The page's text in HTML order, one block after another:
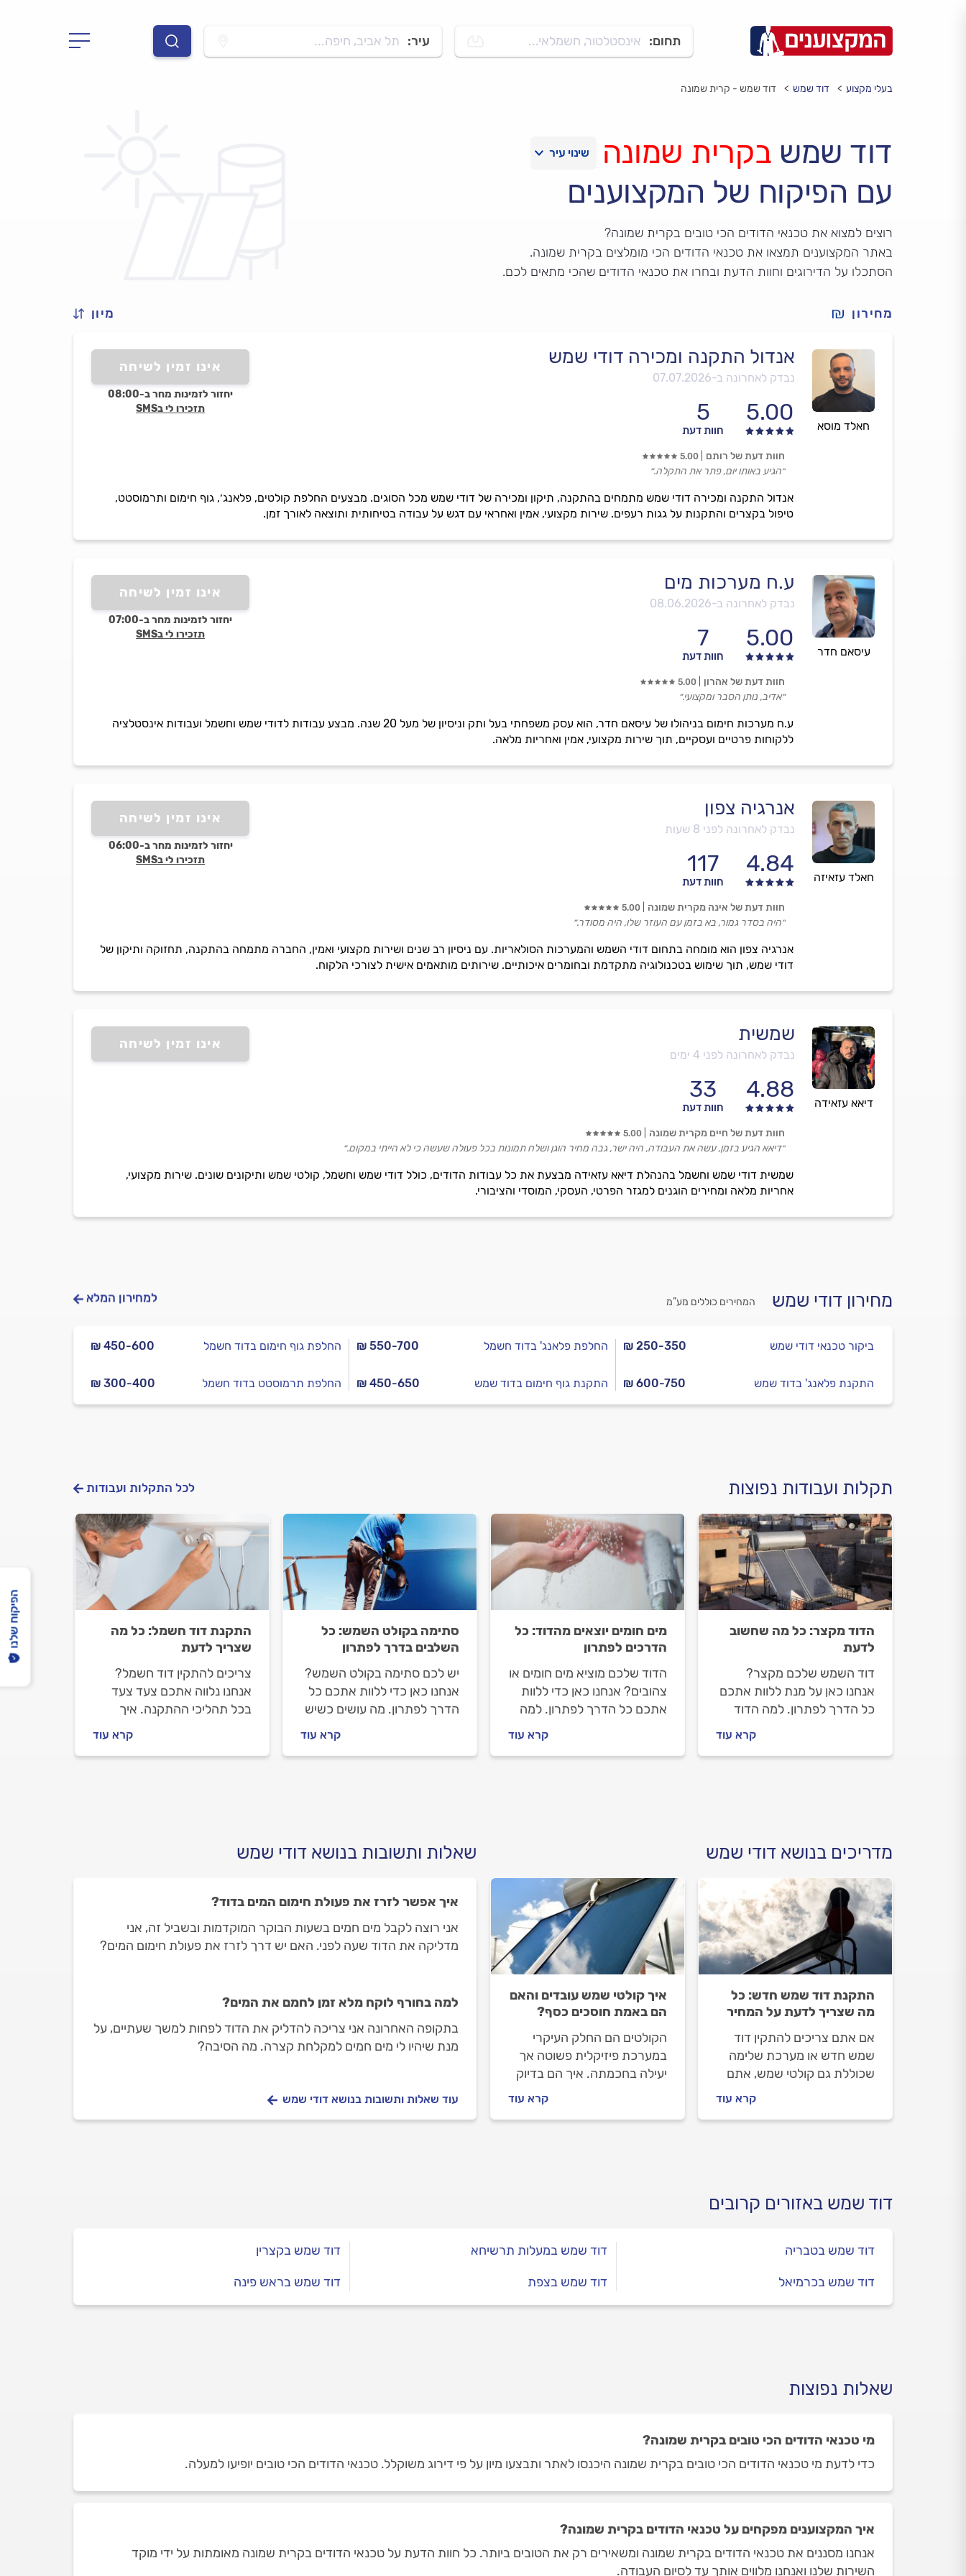
תחום: אינסטלטור, חשמלאי... עיר: תל אביב, חיפה...
בעלי מקצוע דוד שמש דוד שמש - קרית שמונה
דוד שמש בקרית שמונה
עם הפיקוח של המקצוענים
רוצים למצוא את טכנאי הדודים הכי טובים בקרית שמונה?
באתר המקצוענים תמצאו את טכנאי הדודים הכי מומלצים בקרית שמונה.
הסתכלו על הדירוגים וחוות הדעת ובחרו את טכנאי הדודים שהכי מתאים לכם.
מחירון מיון
חאלד מוסא
אנדול התקנה ומכירה דודי שמש
נבדק לאחרונה ב-07.07.2026
5.00
5
חוות דעת
אינו זמין לשיחה
יחזור לזמינות מחר ב-08:00
תזכירו לי בSMS
אנדול התקנה ומכירה דודי שמש מתמחים בהתקנה, תיקון ומכירה של דודי שמש מכל הסוגים. מבצעים החלפת קולטים, פלאנג׳, גוף חימום ותרמוסטט,
טיפול בקצרים והתקנות על גגות רעפים. שירות מקצועי, אמין ואחראי עם דגש על עבודה בטיחותית ותוצאה לאורך זמן.
חוות דעת של רותם 5.00
״הגיע באותו יום, פתר את התקלה.״
עיסאם חדר
ע.ח מערכות מים
נבדק לאחרונה ב-08.06.2026
5.00
7
חוות דעת
אינו זמין לשיחה
יחזור לזמינות מחר ב-07:00
תזכירו לי בSMS
ע.ח מערכות חימום בניהולו של עיסאם חדר, הוא עסק משפחתי בעל ותק וניסיון של מעל 20 שנה. מבצע עבודות לדודי שמש וחשמל ועבודות אינסטלציה
ללקוחות פרטיים ועסקיים, תוך שירות מקצועי, אמין ואחריות מלאה.
חוות דעת של אהרון 5.00
״אדיב, נותן הסבר ומקצועי.״
חאלד עזאיזה
אנרגיה צפון
נבדק לאחרונה לפני 8 שעות
4.84
117
חוות דעת
אינו זמין לשיחה
יחזור לזמינות מחר ב-06:00
תזכירו לי בSMS
אנרגיה צפון הוא מומחה בתחום דודי השמש והמערכות הסולאריות. עם ניסיון רב שנים ושירות מקצועי ואמין, החברה מתמחה בהתקנה, תחזוקה ותיקון של
דודי שמש, תוך שימוש בטכנולוגיה מתקדמת ובחומרים איכותיים. שירותים מותאמים אישית לצורכי הלקוח.
חוות דעת של אינה מקרית שמונה 5.00
״היה בסדר גמור, בא בזמן עם העוזר שלו, היה מסודר.״
דיאא עזאידה
שמשית
נבדק לאחרונה לפני 4 ימים
4.88
33
חוות דעת
אינו זמין לשיחה
שמשית דודי שמש וחשמל בהנהלת דיאא עזאידה מבצעת את כל עבודות הדודים, כולל דודי שמש וחשמל, קולטי שמש ותיקונים שונים. שירות מקצועי,
אחריות מלאה ומחירים הוגנים למגזר הפרטי, העסקי, המוסדי והציבורי.
חוות דעת של חיים מקרית שמונה 5.00
״דיאא הגיע בזמן, עשה את העבודה, היה ישר, גבה מחיר הוגן ושלח תמונות בכל פעולה שעשה כי לא הייתי במקום.״
מחירון דודי שמש המחירים כוללים מע”מ למחירון המלא
₪ 250-350 ביקור טכנאי דודי שמש
₪ 600-750 התקנת פלאנג' בדוד שמש
₪ 550-700 החלפת פלאנג' בדוד חשמל
₪ 450-650 התקנת גוף חימום בדוד שמש
₪ 450-600 החלפת גוף חימום בדוד חשמל
₪ 300-400 החלפת תרמוסטט בדוד חשמל
תקלות ועבודות נפוצות לכל התקלות ועבודות
הדוד מקצר: כל מה שחשוב
לדעת
דוד השמש שלכם מקצר?
אנחנו כאן על מנת ללוות אתכם
כל הדרך לפתרון. למה הדוד
שמזמינים טכנאי דודי שמש? כל
התשובות לפניכם.
קרא עוד
מים חומים יוצאים מהדוד: כל
הדרכים לפתרון
הדוד שלכם מוציא מים חומים או
צהובים? אנחנו כאן כדי ללוות
אתכם כל הדרך לפתרון. למה
עושים לפני שמזמינים טכנאי
דודי שמש מקצועי? המקצוענים
קרא עוד
סתימה בקולט השמש: כל
השלבים בדרך לפתרון
יש לכם סתימה בקולט השמש?
אנחנו כאן כדי ללוות אתכם כל
הדרך לפתרון. מה עושים כשיש
מתנהלים מול מתקין הקולטים?
מתחילים.
קרא עוד
התקנת דוד חשמל: כל מה
שצריך לדעת
צריכים להתקין דוד חשמל?
אנחנו נלווה אתכם צעד צעד
בכל תהליכי ההתקנה. איך
לפני העבודה ובמהלכה וכמה
עולה התקנת דוד חשמל? כל
קרא עוד
מדריכים בנושא דודי שמש
התקנת דוד שמש חדש: כל
מה שצריך לדעת על המחיר
אם אתם צריכים להתקין דוד
שמש חדש או מערכת שלימה
שכוללת גם קולטי שמש, אתם
לדעת על התקנת דוד שמש
חדש ומה משפיע על המחיר?
קרא עוד
איך קולטי שמש עובדים והאם
הם באמת חוסכים כסף?
הקולטים הם החלק העיקרי
במערכת פיזיקלית פשוטה אך
יעילה בחכמתה. איך הם בדיוק
חוסכים? תשובות בהמשך.
קרא עוד
שאלות ותשובות בנושא דודי שמש
איך אפשר לזרז את פעולת חימום המים בדוד?
אני רוצה לקבל מים חמים בשעות הבוקר המוקדמות ובשביל זה, אני
מדליקה את הדוד שעה לפני. האם יש דרך לזרז את פעולת חימום המים?
למה בחורף לוקח מלא זמן לחמם את המים?
בתקופה האחרונה אני צריכה להדליק את הדוד לפחות למשך שעתיים, על
מנת שיהיו לי מים חמים למקלחת קצרה. מה הסיבה?
עוד שאלות ותשובות בנושא דודי שמש
דוד שמש באזורים קרובים
דוד שמש בטבריה
דוד שמש בכרמיאל
דוד שמש במעלות תרשיחא
דוד שמש בצפת
דוד שמש בקצרין
דוד שמש בראש פינה
שאלות נפוצות
מי טכנאי הדודים הכי טובים בקרית שמונה?
כדי לדעת מי טכנאי הדודים הכי טובים בקרית שמונה היכנסו לאתר ותבצעו מיון על פי דירוג משוקלל. טכנאי הדודים הכי טובים יופיעו למעלה.
איך המקצוענים מפקחים על טכנאי הדודים בקרית שמונה?
אנחנו מסננים את טכנאי הדודים בקרית שמונה ומשאירים רק את הטובים ביותר. כל חוות הדעת על טכנאי הדודים בקרית שמונה מאומתות על ידי מוקד
השירות שלנו ואנחנו מלווים אותך עד לסיום העבודה.
הפיקוח שלנו